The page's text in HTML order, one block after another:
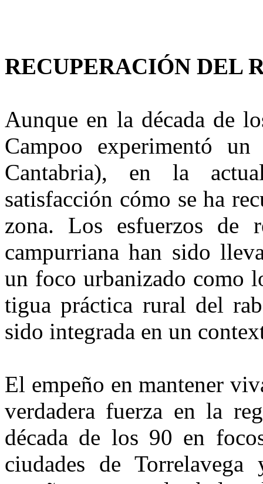
RECUPERACIÓN DEL
Aunque en la década de
Campoo experimentó
Cantabria), en la
satisfacción cómo se ha
zona. Los esfuerzos de
campurriana han sido
un foco urbanizado como
tigua práctica rural del
sido integrada en un
El empeño en mantener
verdadera fuerza en la
década de los 90 en
ciuda­des de